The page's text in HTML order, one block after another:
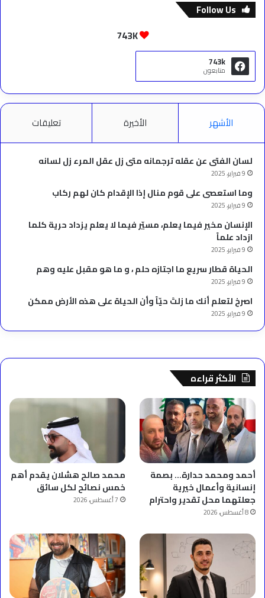
Follow Us
743K
743k
متابعون
الأشهر الأخيرة تعليقات
لسان الفتى عن عقله ترجمانه متى زل عقل المرء زل لسانه
9 فبراير، 2025
وما استعصى على قوم منال إذا الإقدام كان لهم ركاب
9 فبراير، 2025
الإنسان مخير فيما يعلم، مسيّر فيما لا يعلم يزداد حرية كلما
ازداد علماً
9 فبراير، 2025
الحياة قطار سريع ما اجتازه حلم ، و ما هو مقبل عليه وهم
9 فبراير، 2025
‫اصرخ لتعلم أنك ما زلتَ حيّاً وأن الحياة على هذه الأرض ممكن
9 فبراير، 2025
الأكثر قراءه
أحمد ومحمد حدارة… بصمة
إنسانية وأعمال خيرية
جعلتهما محل تقدير واحترام
8 أغسطس، 2026
محمد صالح هشلان يقدم أهم
خمس نصائح لكل سائق
7 أغسطس، 2026